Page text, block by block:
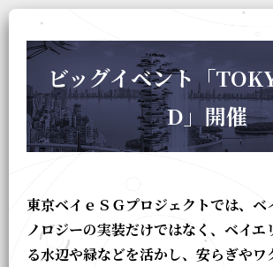
ビッグイベント「
D」開催
東京ベイｅＳＧプロジェクトでは、ベ
ノロジーの実装だけではなく、ベイエ
る水辺や緑などを活かし、安らぎやワ